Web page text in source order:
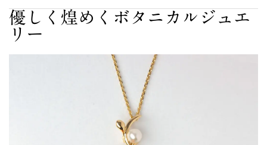
優しく煌めくボタニカルジュエ
リー